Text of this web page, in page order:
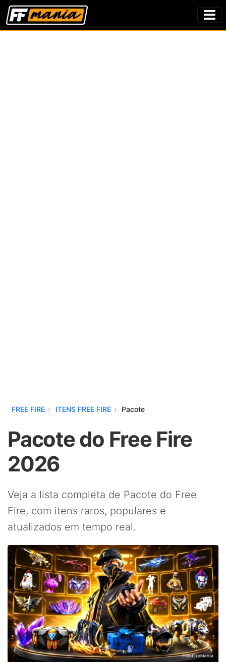
FREE FIRE ITENS FREE FIRE Pacote
Pacote do Free Fire
2026
Veja a lista completa de Pacote do Free
Fire, com itens raros, populares e
atualizados em tempo real.